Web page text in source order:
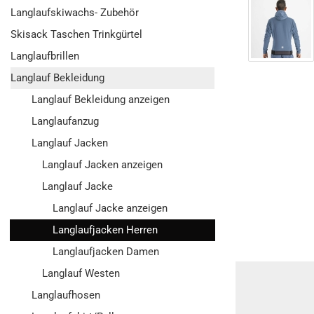
Langlaufskiwachs- Zubehör
Skisack Taschen Trinkgürtel
Langlaufbrillen
Langlauf Bekleidung
Langlauf Bekleidung anzeigen
Langlaufanzug
Langlauf Jacken
Langlauf Jacken anzeigen
Langlauf Jacke
Langlauf Jacke anzeigen
Langlaufjacken Herren
Langlaufjacken Damen
Langlauf Westen
Langlaufhosen